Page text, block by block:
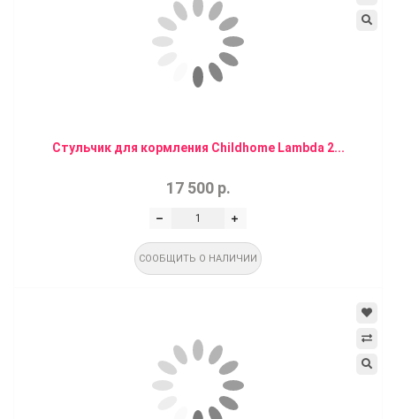
Стульчик для кормления Childhome Lambda 2...
17 500 р.
СООБЩИТЬ О НАЛИЧИИ